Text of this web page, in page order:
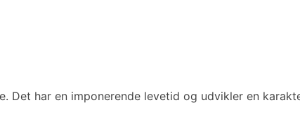
har en imponerende levetid og udvikler en